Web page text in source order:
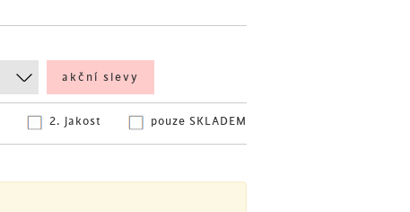
akční slevy
pouze SKLADEM
2. jakost